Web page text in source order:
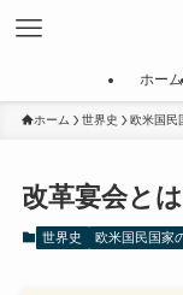
ホーム
ホーム 世界史 欧米国民
改革宴会と
世界史 欧米国民国家